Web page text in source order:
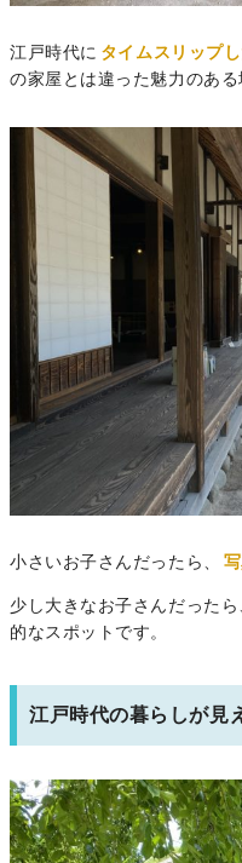
江戸時代に タイムスリップ
の家屋とは違った魅力のある
小さいお子さんだったら、
少し大きなお子さんだった
的なスポットです。
江戸時代の暮らしが見